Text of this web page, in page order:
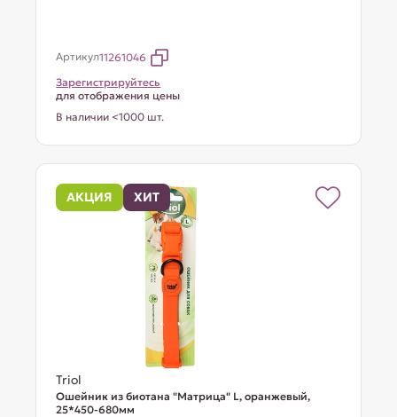
Артикул11261046
Зарегистрируйтесь
для отображения цены
В наличии <1000 шт.
АКЦИЯ ХИТ
Triol
Ошейник из биотана "Матрица" L, оранжевый,
25*450-680мм